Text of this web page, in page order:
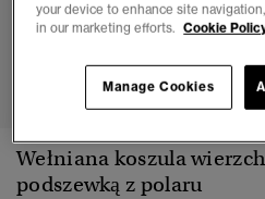
1 2 3
Wełniana koszula
podszewką z polaru
your device to enhance site
in our marketing efforts. Cookie
Manage Cookies